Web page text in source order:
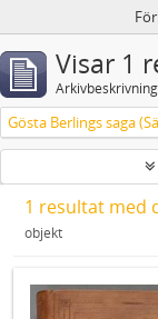
Visar 1
Arkivbeskrivning
Gösta Berlings saga
1 resultat med
objekt